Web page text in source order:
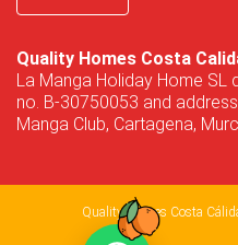
Quality Homes Costa
La Manga Holiday Home SL
no. B-30750053 and
Manga Club, Cartagena,
Quality Homes Costa